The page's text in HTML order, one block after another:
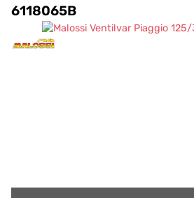
6118065B